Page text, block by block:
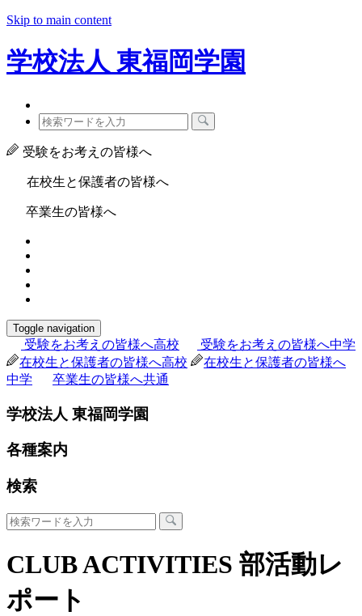
Skip to main content
学校法人 東福岡学園
受験をお考えの皆様へ
在校生と保護者の皆様へ
卒業生の皆様へ
Toggle navigation
受験をお考えの皆様へ高校 受験をお考えの皆様へ中学
在校生と保護者の皆様へ高校
在校生と保護者の皆様へ
中学
卒業生の皆様へ共通
学校法人 東福岡学園
各種案内
検索
CLUB ACTIVITIES 部活動レ
ポート